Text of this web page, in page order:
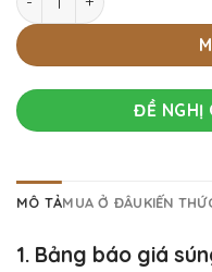
ĐỀ NGHỊ
MÔ TẢMUA Ở ĐÂUKIẾN
1. Bảng báo giá